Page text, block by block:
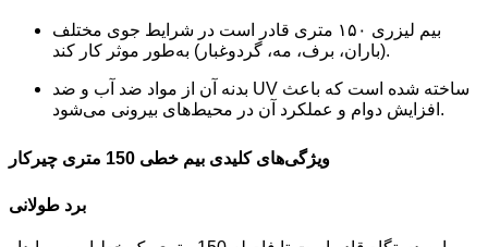
بیم لیزری ۱۵۰ متری قادر است در شرایط جوی مختلف
(باران، برف، مه، گردوغبار) به‌طور موثر کار کند.
بدنه آن از مواد ضد آب و ضد UV ساخته شده است که باعث
افزایش دوام و عملکرد آن در محیط‌های بیرونی می‌شود.
برد طولانی